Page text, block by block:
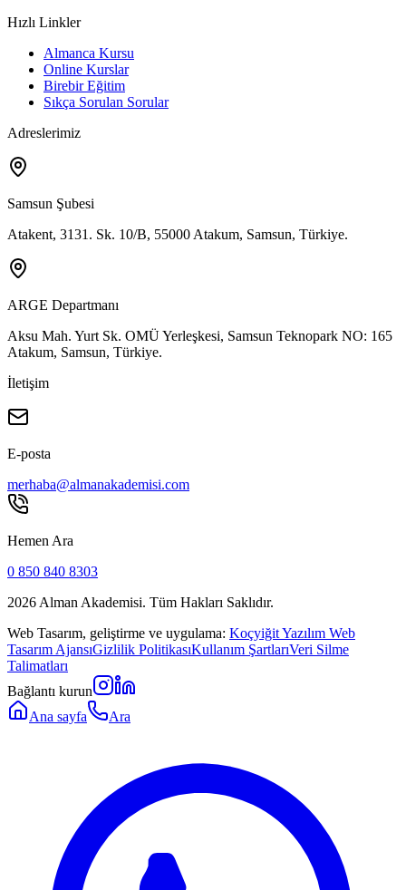
Hızlı Linkler
Almanca Kursu
Online Kurslar
Birebir Eğitim
Sıkça Sorulan Sorular
Adreslerimiz
Samsun Şubesi
Atakent, 3131. Sk. 10/B, 55000 Atakum, Samsun, Türkiye.
ARGE Departmanı
Aksu Mah. Yurt Sk. OMÜ Yerleşkesi, Samsun Teknopark NO: 165
Atakum, Samsun, Türkiye.
İletişim
E-posta
merhaba@almanakademisi.com
Hemen Ara
0 850 840 8303
2026 Alman Akademisi. Tüm Hakları Saklıdır.
Web Tasarım, geliştirme ve uygulama: Koçyiğit Yazılım Web
Tasarım AjansıGizlilik PolitikasıKullanım ŞartlarıVeri Silme
Talimatları
Bağlantı kurun
Ana sayfa
Ara